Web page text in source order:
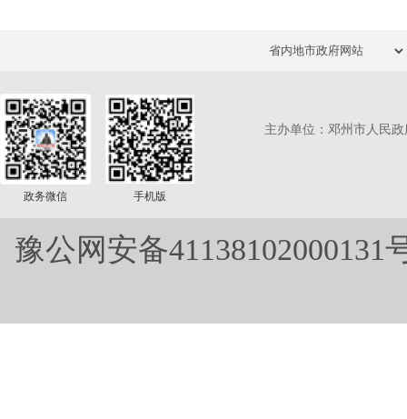
政务微信 手机版
主办单位：邓州市人民
豫公网安备41138102000131